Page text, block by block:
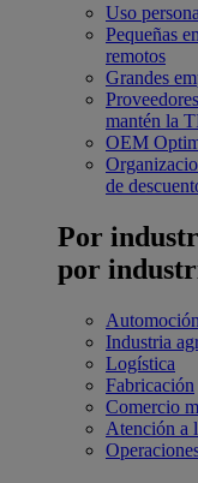
Uso
Pequeñas
remotos
Grandes
mantén la
OEM
de
Por
por
Automoción
Industria
Logística
Fabricación
Comercio
Atención a